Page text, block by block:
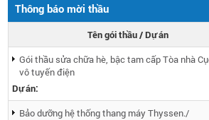
Thông báo mời thầu
Tên gói thầu / Dự án
Gói thầu sửa chữa hè, bậc tam cấp Tòa nhà
vô tuyến điện
Dự án:
Bảo dưỡng hệ thống thang máy Thyssen./